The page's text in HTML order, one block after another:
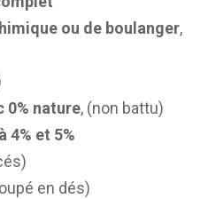
ou de boulanger,
0% nature, (non battu)
4% et 5%
en dés)